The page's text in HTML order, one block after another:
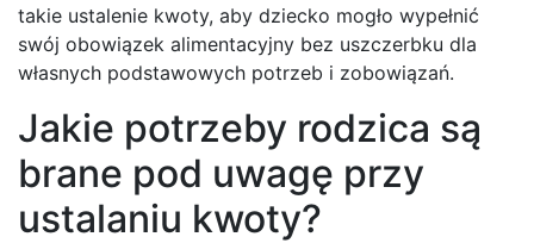
takie ustalenie kwoty, aby dziecko mogło wypełnić
swój obowiązek alimentacyjny bez uszczerbku dla
własnych podstawowych potrzeb i zobowiązań.
Jakie potrzeby rodzica są
brane pod uwagę przy
ustalaniu kwoty?